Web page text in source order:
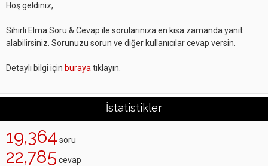
Hoş geldiniz,
Sihirli Elma Soru & Cevap ile sorularınıza en kısa zamanda yanıt
alabilirsiniz. Sorunuzu sorun ve diğer kullanıcılar cevap versin.
Detaylı bilgi için buraya tıklayın.
İstatistikler
19,364 soru
22,785 cevap